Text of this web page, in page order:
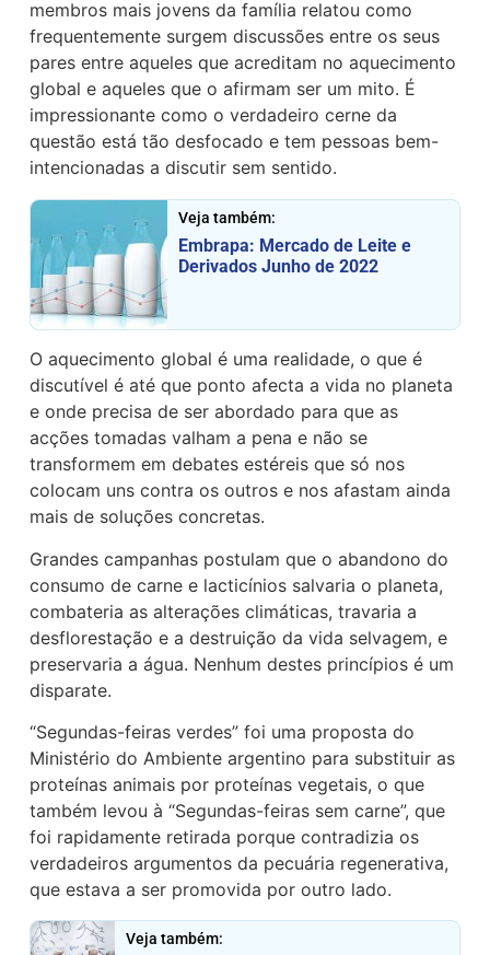
membros mais jovens da família relatou como
frequentemente surgem discussões entre os seus
pares entre aqueles que acreditam no aquecimento
global e aqueles que o afirmam ser um mito. É
impressionante como o verdadeiro cerne da
questão está tão desfocado e tem pessoas bem-
intencionadas a discutir sem sentido.
Veja também:
Embrapa: Mercado de Leite e
Derivados Junho de 2022
O aquecimento global é uma realidade, o que é
discutível é até que ponto afecta a vida no planeta
e onde precisa de ser abordado para que as
acções tomadas valham a pena e não se
transformem em debates estéreis que só nos
colocam uns contra os outros e nos afastam ainda
mais de soluções concretas.
Grandes campanhas postulam que o abandono do
consumo de carne e lacticínios salvaria o planeta,
combateria as alterações climáticas, travaria a
desflorestação e a destruição da vida selvagem, e
preservaria a água. Nenhum destes princípios é um
disparate.
“Segundas-feiras verdes” foi uma proposta do
Ministério do Ambiente argentino para substituir as
proteínas animais por proteínas vegetais, o que
também levou à “Segundas-feiras sem carne”, que
foi rapidamente retirada porque contradizia os
verdadeiros argumentos da pecuária regenerativa,
que estava a ser promovida por outro lado.
Veja também: